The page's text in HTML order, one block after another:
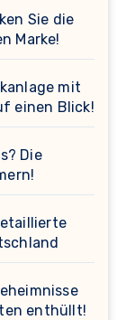
Sie die
Marke!
mit
einen Blick!
Die
enthüllt!